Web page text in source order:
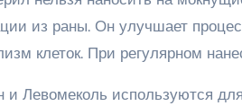
из раны. Он улучшает
клеток. При регулярном
и Левомеколь используются